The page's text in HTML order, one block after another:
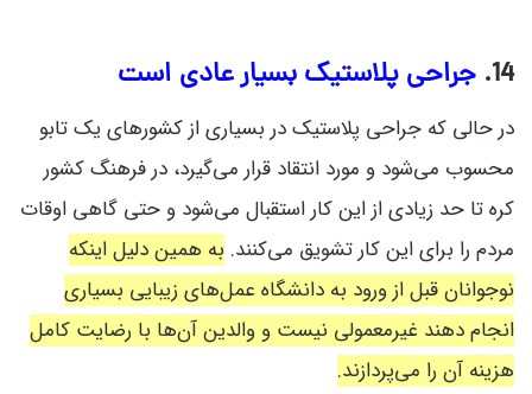
14. جراحی پلاستیک بسیار عادی است
در حالی که جراحی پلاستیک در بسیاری از کشورهای یک تابو
محسوب می‌شود و مورد انتقاد قرار می‌گیرد، در فرهنگ کشور
کره تا حد زیادی از این کار استقبال می‌شود و حتی گاهی اوقات
مردم را برای این کار تشویق می‌کنند. به همین دلیل اینکه
نوجوانان قبل از ورود به دانشگاه عمل‌های زیبایی بسیاری
انجام دهند غیرمعمولی نیست و والدین آن‌ها با رضایت کامل
هزینه آن را می‌پردازند.